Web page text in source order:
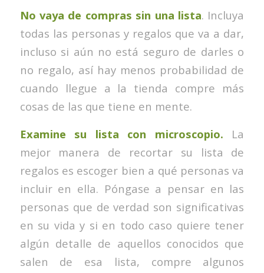
No vaya de compras sin una lista. Incluya
todas las personas y regalos que va a dar,
incluso si aún no está seguro de darles o
no regalo, así hay menos probabilidad de
cuando llegue a la tienda compre más
cosas de las que tiene en mente.
Examine su lista con microscopio. La
mejor manera de recortar su lista de
regalos es escoger bien a qué personas va
incluir en ella. Póngase a pensar en las
personas que de verdad son significativas
en su vida y si en todo caso quiere tener
algún detalle de aquellos conocidos que
salen de esa lista, compre algunos